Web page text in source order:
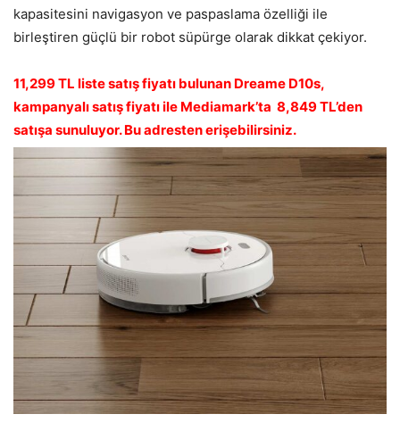
kapasitesini navigasyon ve paspaslama özelliği ile
birleştiren güçlü bir robot süpürge olarak dikkat çekiyor.
11,299 TL liste satış fiyatı bulunan Dreame D10s,
kampanyalı satış fiyatı ile Mediamark’ta 8,849 TL’den
satışa sunuluyor. Bu adresten erişebilirsiniz.